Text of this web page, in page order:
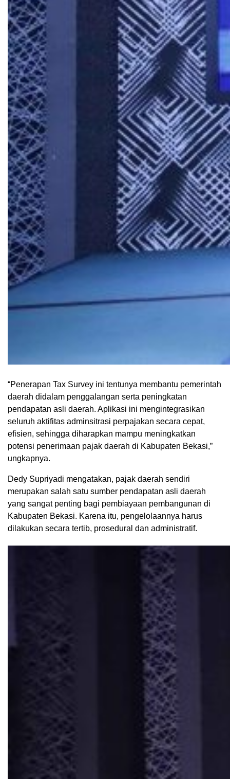
“Penerapan Tax Survey ini tentunya membantu pemerintah
daerah didalam penggalangan serta peningkatan
pendapatan asli daerah. Aplikasi ini mengintegrasikan
seluruh aktifitas adminsitrasi perpajakan secara cepat,
efisien, sehingga diharapkan mampu meningkatkan
potensi penerimaan pajak daerah di Kabupaten Bekasi,”
ungkapnya.
Dedy Supriyadi mengatakan, pajak daerah sendiri
merupakan salah satu sumber pendapatan asli daerah
yang sangat penting bagi pembiayaan pembangunan di
Kabupaten Bekasi. Karena itu, pengelolaannya harus
dilakukan secara tertib, prosedural dan administratif.